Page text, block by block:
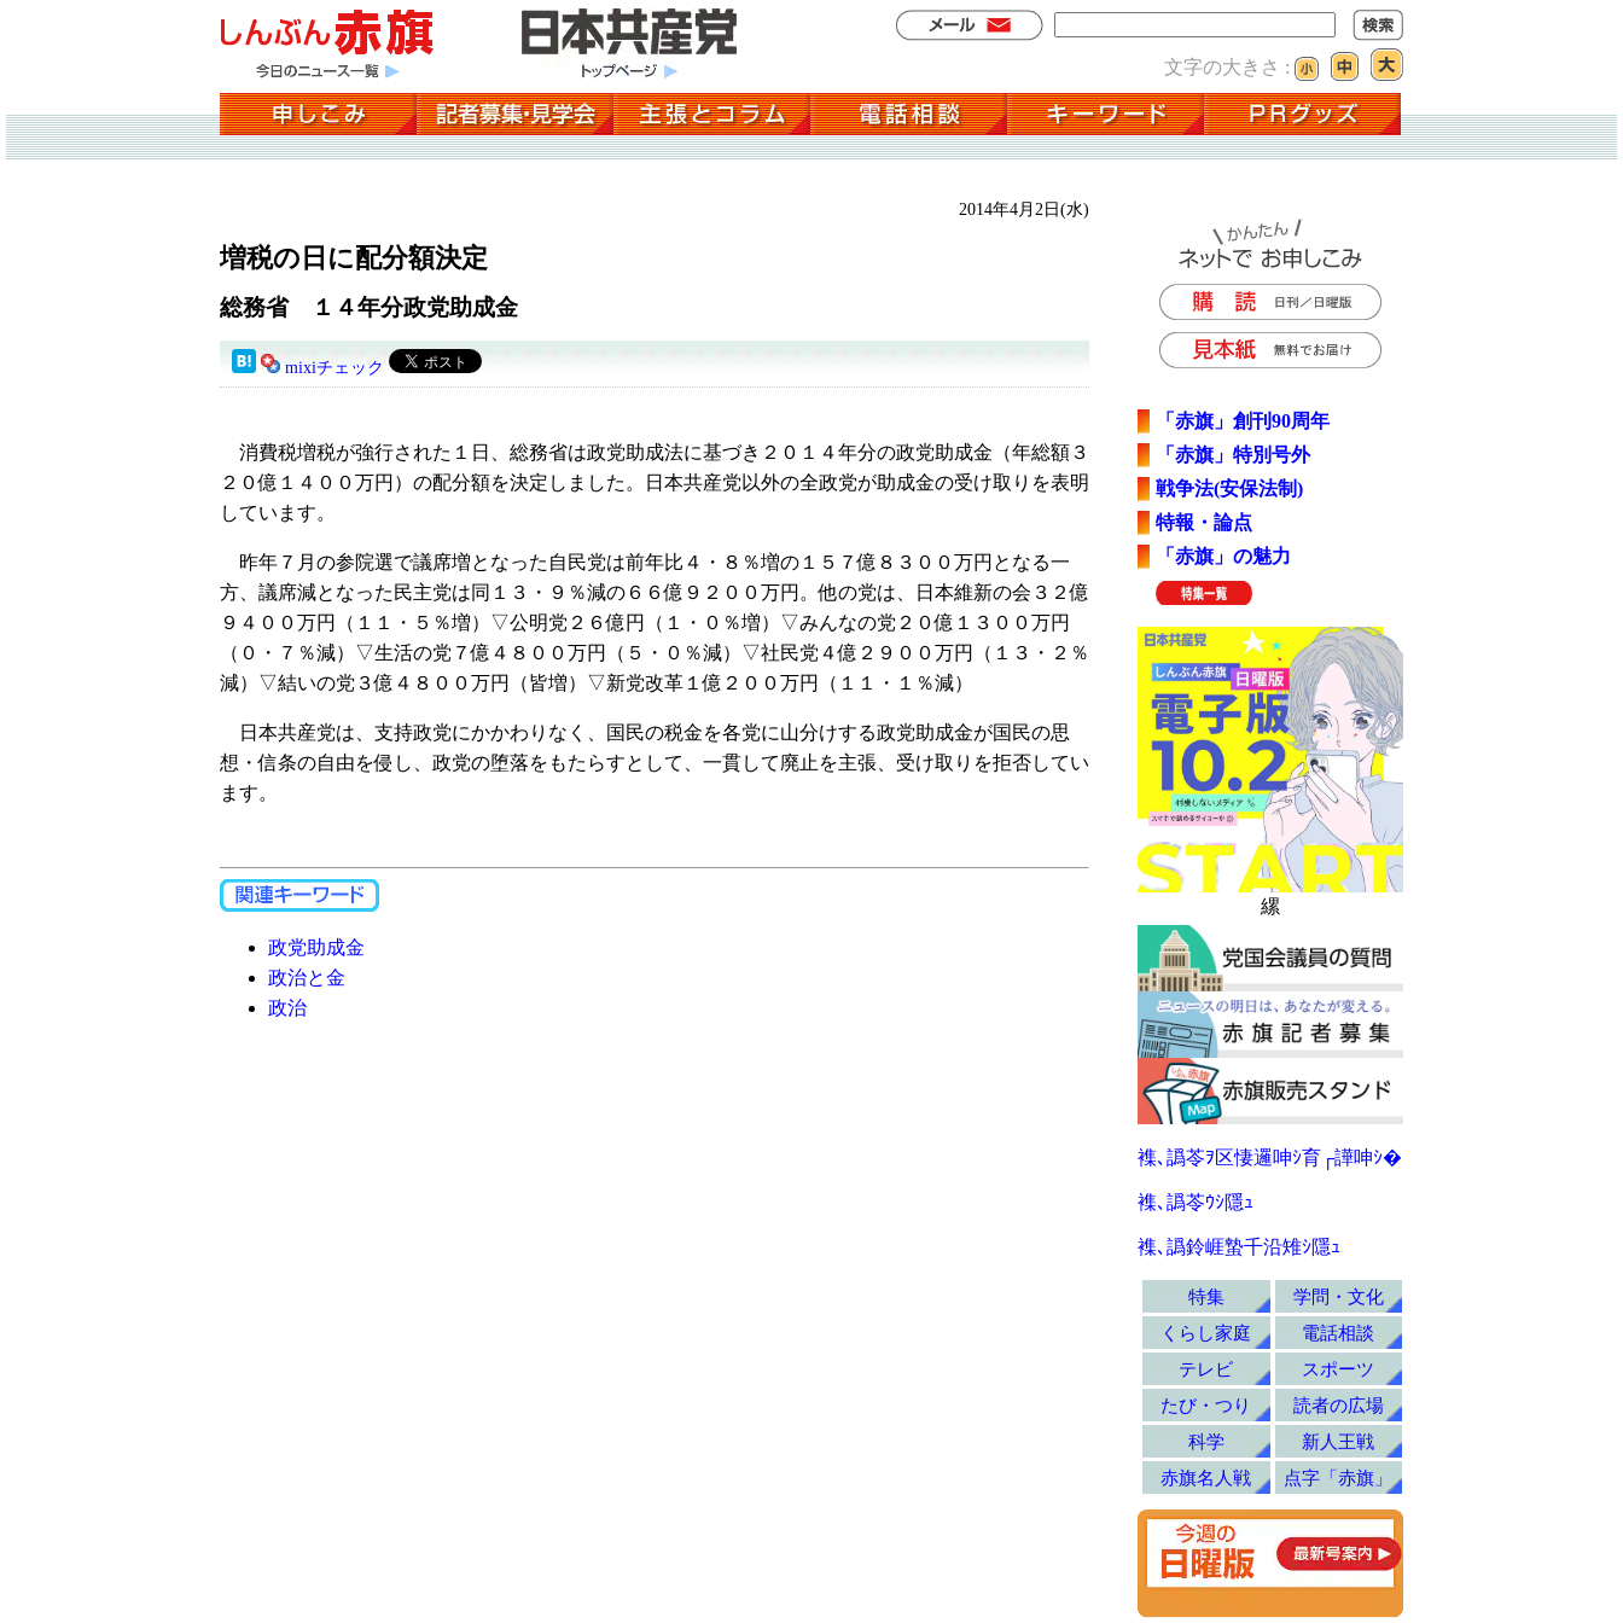
文字の大きさ :
2014年4月2日(水)
増税の日に配分額決定
総務省 １４年分政党助成金
mixiチェック
消費税増税が強行された１日、総務省は政党助成法に基づき２０１４年分の政党助成金（年総額３
２０億１４００万円）の配分額を決定しました。日本共産党以外の全政党が助成金の受け取りを表明
しています。
昨年７月の参院選で議席増となった自民党は前年比４・８％増の１５７億８３００万円となる一
方、議席減となった民主党は同１３・９％減の６６億９２００万円。他の党は、日本維新の会３２億
９４００万円（１１・５％増）▽公明党２６億円（１・０％増）▽みんなの党２０億１３００万円
（０・７％減）▽生活の党７億４８００万円（５・０％減）▽社民党４億２９００万円（１３・２％
減）▽結いの党３億４８００万円（皆増）▽新党改革１億２００万円（１１・１％減）
日本共産党は、支持政党にかかわりなく、国民の税金を各党に山分けする政党助成金が国民の思
想・信条の自由を侵し、政党の堕落をもたらすとして、一貫して廃止を主張、受け取りを拒否してい
ます。
政党助成金
政治と金
政治
「赤旗」創刊90周年
「赤旗」特別号外
戦争法(安保法制)
特報・論点
「赤旗」の魅力
縲
襍､譌苓ｦ区悽邏呻ｼ育┌譁呻ｼ�
襍､譌苓ｳｼ隱ｭ
襍､譌鈴崕蟄千沿雉ｼ隱ｭ
特集
学問・文化
くらし家庭
電話相談
テレビ
スポーツ
たび・つり
読者の広場
科学
新人王戦
赤旗名人戦
点字「赤旗」